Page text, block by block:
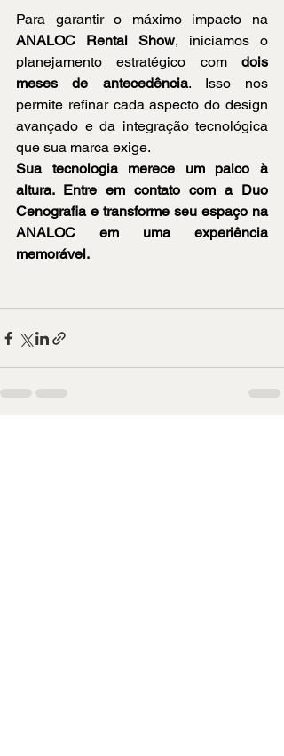
ANALOC Rental Show, iniciamos o
planejamento estratégico com dois
meses de antecedência. Isso nos
permite refinar cada aspecto do design
avançado e da integração tecnológica
que sua marca exige.
Sua tecnologia merece um palco à
altura. Entre em contato com a Duo
Cenografia e transforme seu espaço na
ANALOC em uma experiência
memorável.